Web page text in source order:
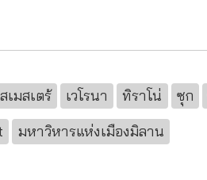
เมสเตร้ เวโรนา ทิราโน่ ซุก
มหาวิหารแห่งเมืองมิลาน